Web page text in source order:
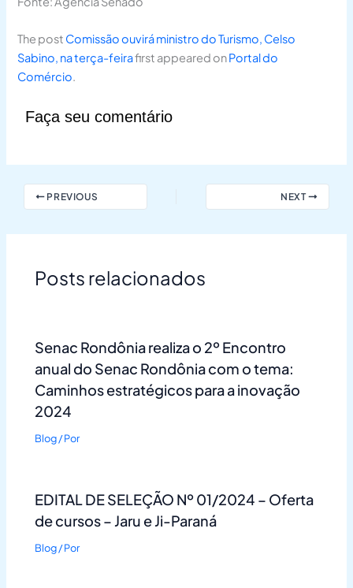
The post Comissão ouvirá ministro do Turismo, Celso
Sabino, na terça-feirafirst appeared onPortal do
Comércio.
Faça seu comentário
PREVIOUS NEXT
Posts relacionados
Senac Rondônia realiza o 2º Encontro
anual do Senac Rondônia com o tema:
Caminhos estratégicos para a inovação
2024
Blog/ Por
EDITAL DE SELEÇÃO Nº 01/2024 – Oferta
de cursos – Jaru e Ji-Paraná
Blog/ Por